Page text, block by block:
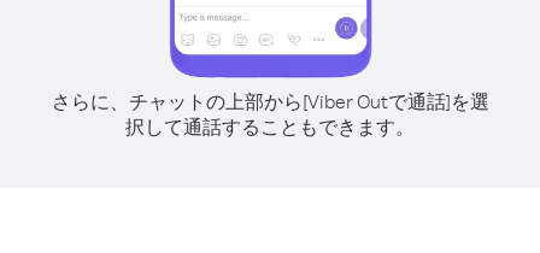
さらに、チャットの上部から[Viber Outで通話]を選
択して通話することもできます。